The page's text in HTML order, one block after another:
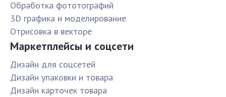
Обработка фототографий
3D графика и моделирование
Отрисовка в векторе
Маркетплейсы и соцсети
Дизайн для соцсетей
Дизайн упаковки и товара
Дизайн карточек товара